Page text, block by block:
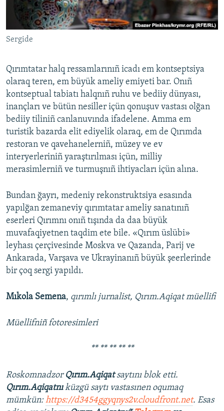
Sergide
Qırımtatar halq ressamlarınıñ icadı em kontseptsiya
olaraq teren, em büyük ameliy emiyeti bar. Onıñ
kontseptual tabiatı halqnıñ ruhu ve bediiy dünyası,
inançları ve bütün nesiller içün qonuşuv vastası olğan
bediiy tiliniñ canlanuvında ifadelene. Amma em
turistik bazarda elit ediyelik olaraq, em de Qırımda
restoran ve qavehanelerniñ, müzey ve ev
interyerleriniñ yaraştırılması içün, milliy
merasimlerniñ ve turmuşnıñ ihtiyacları içün alına.
Bundan ğayrı, medeniy rekonstruktsiya esasında
yapılğan zemaneviy qırımtatar ameliy sanatınıñ
eserleri Qırımnı onıñ tışında da daa büyük
muvafaqiyetnen taqdim ete bile. «Qırım üslübi»
leyhası çerçivesinde Moskva ve Qazanda, Parij ve
Ankarada, Varşava ve Ukrayinanıñ büyük şeerlerinde
bir çoq sergi yapıldı.
Mıkola Semena, qırımlı jurnalist, Qırım.Aqiqat müellifi
Müellifniñ fotoresimleri
** ** ** ** **
Roskomnadzor Qırım.Aqiqatsaytını blok etti.
Qırım.Aqiqatnıküzgü saytı vastasınen oqumaq
mümkün:https://d3454ggyqnys2v.cloudfront.net. Esas